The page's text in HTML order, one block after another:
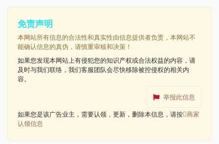
免责声明
本网站所有信息的合法性和真实性由信息提供者负责，本网站不
能确认信息的真伪，请慎重审核和决策！
如果您发现本网站上有侵犯您的知识产权或合法权益的内容，请
及时与我们联络，我们客服团队会尽快移除被控侵权的相关内
容。
举报此信息
如果您是该广告业主，需要认领，更新，删除本信息，请按 商家
认领信息